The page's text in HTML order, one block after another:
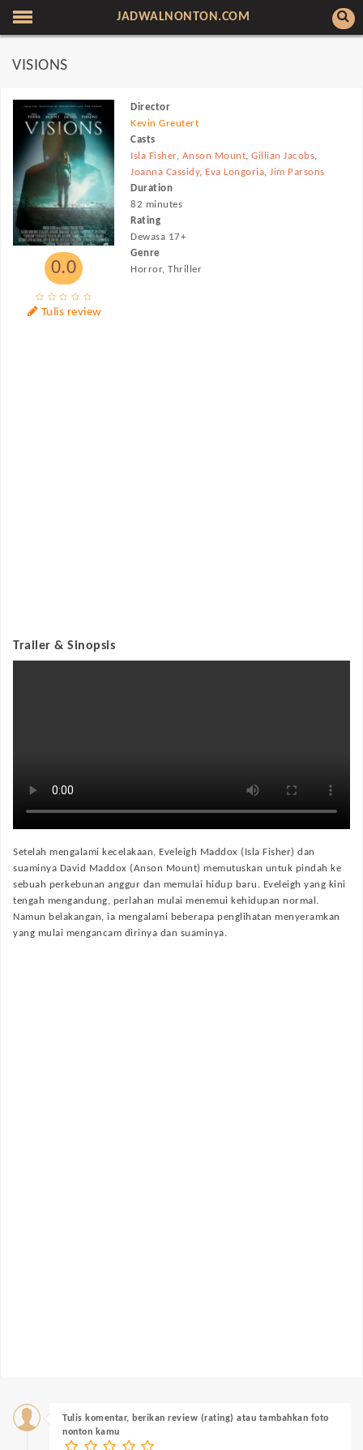
JADWALNONTON.COM
VISIONS
0.0
Tulis review
Director
Kevin Greutert
Casts
Isla Fisher, Anson Mount,Gillian Jacobs,
Joanna Cassidy, Eva Longoria,Jim Parsons
Duration
82 minutes
Rating
Dewasa 17+
Genre
Horror, Thriller
Trailer & Sinopsis
Setelah mengalami kecelakaan, Eveleigh Maddox (Isla Fisher) dan
suaminya David Maddox (Anson Mount) memutuskan untuk pindah ke
sebuah perkebunan anggur dan memulai hidup baru. Eveleigh yang kini
tengah mengandung, perlahan mulai menemui kehidupan normal.
Namun belakangan, ia mengalami beberapa penglihatan menyeramkan
yang mulai mengancam dirinya dan suaminya.
Tulis komentar, berikan review (rating) atau tambahkan foto
nonton kamu